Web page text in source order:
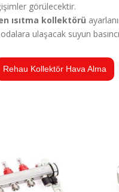
görülecektir.
ısıtma kollektörü
ulaşacak suyun
Rehau Kollektör Hava Alma